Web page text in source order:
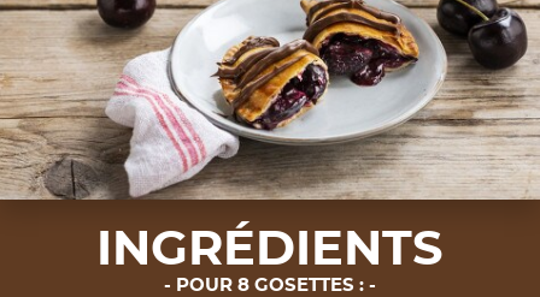
INGRÉDIENTS
POUR 8 GOSETTES :